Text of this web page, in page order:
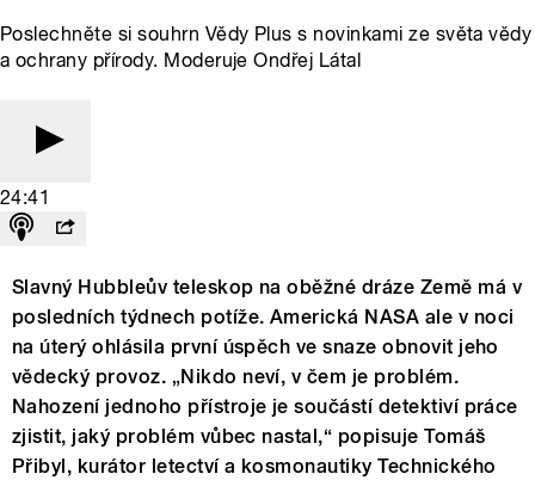
Poslechněte si souhrn Vědy Plus s novinkami ze světa vědy
a ochrany přírody. Moderuje Ondřej Látal
24:41
Slavný Hubbleův teleskop na oběžné dráze Země má v
posledních týdnech potíže. Americká NASA ale v noci
na úterý ohlásila první úspěch ve snaze obnovit jeho
vědecký provoz. „Nikdo neví, v čem je problém.
Nahození jednoho přístroje je součástí detektiví práce
zjistit, jaký problém vůbec nastal,“ popisuje Tomáš
Přibyl, kurátor letectví a kosmonautiky Technického